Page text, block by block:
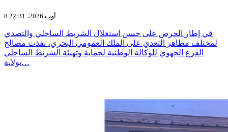
8 أوت 2026، 22:31
في إطار الحرص على حسن استغلال الشريط الساحلي والتصدي
لمختلف مظاهر التعدي على الملك العمومي البحري، نفذت مصالح
الفرع الجهوي للوكالة الوطنية لحماية وتهيئة الشريط الساحلي
بولاية…